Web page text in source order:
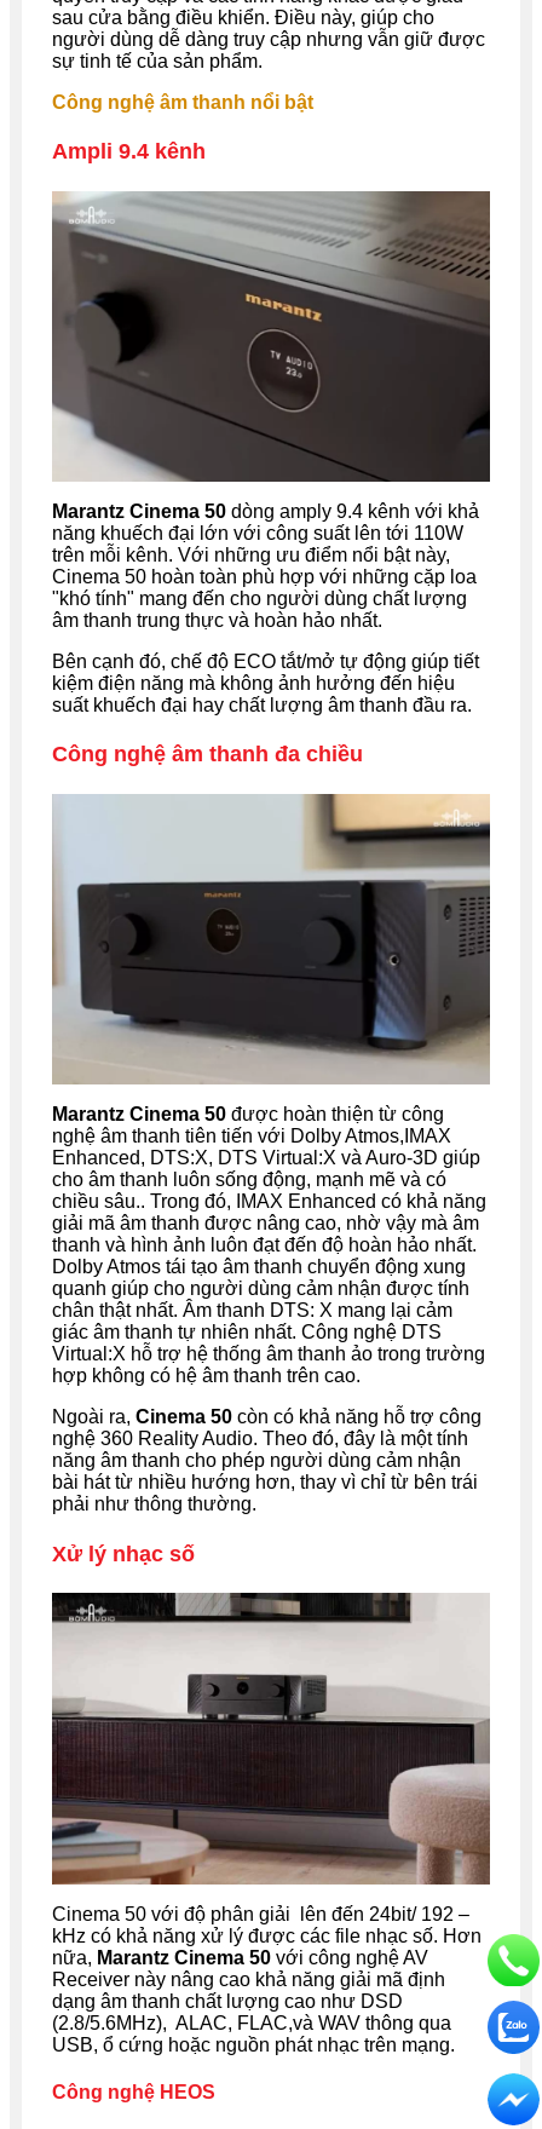
sau cửa bằng điều khiển. Điều này, giúp cho
người dùng dễ dàng truy cập nhưng vẫn giữ được
sự tinh tế của sản phẩm.
Công nghệ âm thanh nổi bật
Ampli 9.4 kênh
Marantz Cinema 50 dòng amply 9.4 kênh với khả
năng khuếch đại lớn với công suất lên tới 110W
trên mỗi kênh. Với những ưu điểm nổi bật này,
Cinema 50 hoàn toàn phù hợp với những cặp loa
"khó tính" mang đến cho người dùng chất lượng
âm thanh trung thực và hoàn hảo nhất.
Bên cạnh đó, chế độ ECO tắt/mở tự động giúp tiết
kiệm điện năng mà không ảnh hưởng đến hiệu
suất khuếch đại hay chất lượng âm thanh đầu ra.
Công nghệ âm thanh đa chiều
Marantz Cinema 50 được hoàn thiện từ công
nghệ âm thanh tiên tiến với Dolby Atmos,IMAX
Enhanced, DTS:X, DTS Virtual:X và Auro-3D giúp
cho âm thanh luôn sống động, mạnh mẽ và có
chiều sâu.. Trong đó, IMAX Enhanced có khả năng
giải mã âm thanh được nâng cao, nhờ vậy mà âm
thanh và hình ảnh luôn đạt đến độ hoàn hảo nhất.
Dolby Atmos tái tạo âm thanh chuyển động xung
quanh giúp cho người dùng cảm nhận được tính
chân thật nhất. Âm thanh DTS: X mang lại cảm
giác âm thanh tự nhiên nhất. Công nghệ DTS
Virtual:X hỗ trợ hệ thống âm thanh ảo trong trường
hợp không có hệ âm thanh trên cao.
Ngoài ra, Cinema 50 còn có khả năng hỗ trợ công
nghệ 360 Reality Audio. Theo đó, đây là một tính
năng âm thanh cho phép người dùng cảm nhận
bài hát từ nhiều hướng hơn, thay vì chỉ từ bên trái
phải như thông thường.
Xử lý nhạc số
Cinema 50 với độ phân giải lên đến 24bit/ 192 –
kHz có khả năng xử lý được các file nhạc số. Hơn
nữa, Marantz Cinema 50 với công nghệ AV
Receiver này nâng cao khả năng giải mã định
dạng âm thanh chất lượng cao như DSD
(2.8/5.6MHz), ALAC, FLAC,và WAV thông qua
USB, ổ cứng hoặc nguồn phát nhạc trên mạng.
Công nghệ HEOS